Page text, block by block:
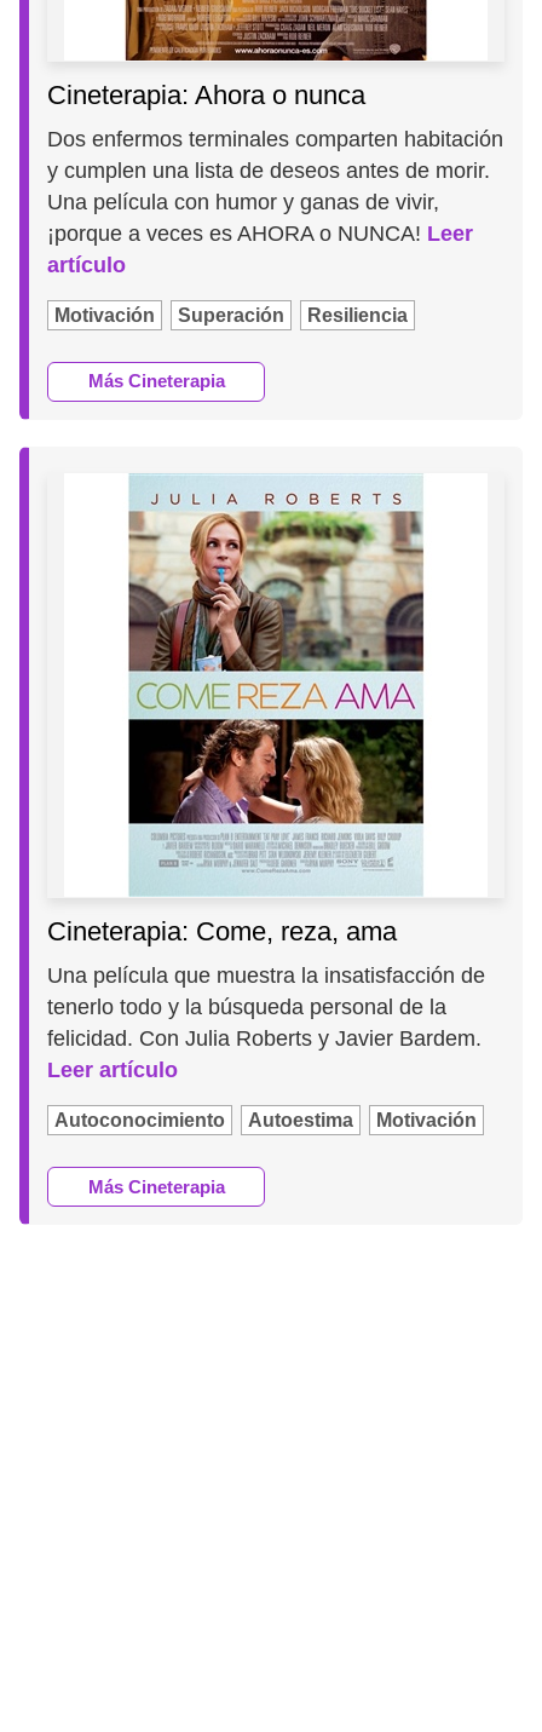
Cineterapia: Ahora o nunca
Dos enfermos terminales comparten habitación
y cumplen una lista de deseos antes de morir.
Una película con humor y ganas de vivir,
¡porque a veces es AHORA o NUNCA! Leer
artículo
Motivación Superación Resiliencia
Más Cineterapia
Cineterapia: Come, reza, ama
Una película que muestra la insatisfacción de
tenerlo todo y la búsqueda personal de la
felicidad. Con Julia Roberts y Javier Bardem.
Leer artículo
Autoconocimiento Autoestima Motivación
Más Cineterapia